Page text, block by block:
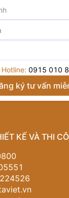
mỹ lẫn cảm
kiếm
lại thỏa mãn
chắc
nơi nghỉ ngơi,
ấm của bạn.
0915 010
Hotline: 0915 010
KẾ VÀ THI